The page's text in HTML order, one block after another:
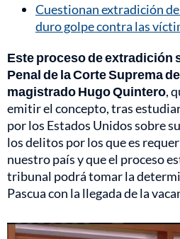
Cuestionan extradición de
duro golpe contra las
Este proceso de extradición
Penal de la Corte Suprema
magistrado Hugo Quintero,
emitir el concepto, tras
por los Estados Unidos sobre
los delitos por los que es
nuestro país y que el proceso
tribunal podrá tomar la
Pascua con la llegada de la